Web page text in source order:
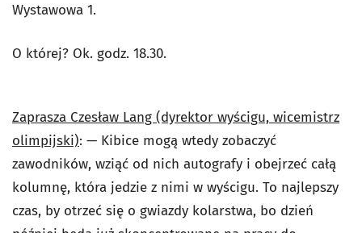
Wystawowa 1.
O której? Ok. godz. 18.30.
Zaprasza Czesław Lang (dyrektor wyścigu, wicemistrz
olimpijski): — Kibice mogą wtedy zobaczyć
zawodników, wziąć od nich autografy i obejrzeć całą
kolumnę, która jedzie z nimi w wyścigu. To najlepszy
czas, by otrzeć się o gwiazdy kolarstwa, bo dzień